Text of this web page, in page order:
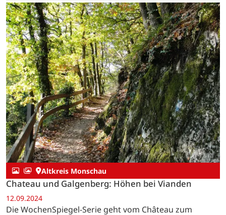
Altkreis Monschau
Chateau und Galgenberg: Höhen bei Vianden
12.09.2024
Die WochenSpiegel-Serie geht vom Château zum